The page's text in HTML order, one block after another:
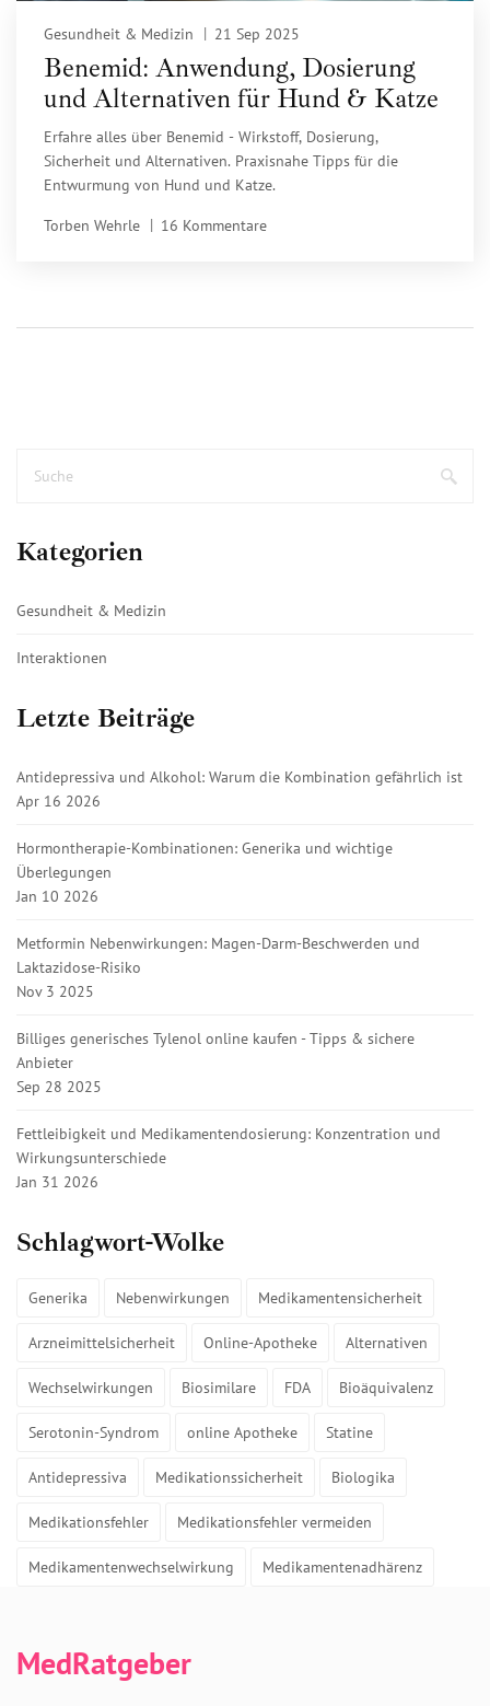
Gesundheit & Medizin 21 Sep 2025
Benemid: Anwendung, Dosierung
und Alternativen für Hund & Katze
Erfahre alles über Benemid - Wirkstoff, Dosierung,
Sicherheit und Alternativen. Praxisnahe Tipps für die
Entwurmung von Hund und Katze.
Torben Wehrle 16 Kommentare
Kategorien
Gesundheit & Medizin
Interaktionen
Letzte Beiträge
Antidepressiva und Alkohol: Warum die Kombination gefährlich ist
Apr 16 2026
Hormontherapie-Kombinationen: Generika und wichtige
Überlegungen
Jan 10 2026
Metformin Nebenwirkungen: Magen-Darm-Beschwerden und
Laktazidose-Risiko
Nov 3 2025
Billiges generisches Tylenol online kaufen - Tipps & sichere
Anbieter
Sep 28 2025
Fettleibigkeit und Medikamentendosierung: Konzentration und
Wirkungsunterschiede
Jan 31 2026
Schlagwort-Wolke
Generika Nebenwirkungen Medikamentensicherheit
Arzneimittelsicherheit Online-Apotheke Alternativen
Wechselwirkungen Biosimilare FDA Bioäquivalenz
Serotonin-Syndrom online Apotheke Statine
Antidepressiva Medikationssicherheit Biologika
Medikationsfehler Medikationsfehler vermeiden
Medikamentenwechselwirkung Medikamentenadhärenz
MedRatgeber